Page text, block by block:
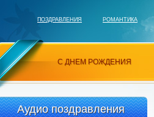
ПОЗДРАВЛЕНИЯ РОМАНТИКА
С ДНЕМ РОЖДЕНИЯ
Аудио поздравления